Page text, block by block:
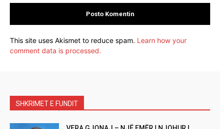
This site uses Akismet to reduce spam. Learn how your
comment data is processed.
SHKRIMET E FUNDIT